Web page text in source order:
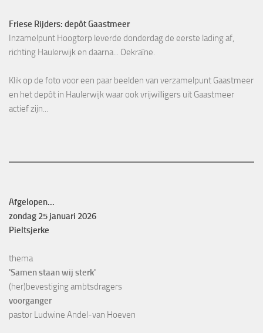
Friese Rijders: depôt Gaastmeer
Inzamelpunt Hoogterp leverde donderdag de eerste lading af,
richting Haulerwijk en daarna... Oekraïne.
Klik op de foto voor een paar beelden van verzamelpunt Gaastmeer
en het depôt in Haulerwijk waar ook vrijwilligers uit Gaastmeer
actief zijn...
Afgelopen...
zondag 25 januari 2026
Pieltsjerke
thema
'Samen staan wij sterk'
(her)bevestiging ambtsdragers
voorganger